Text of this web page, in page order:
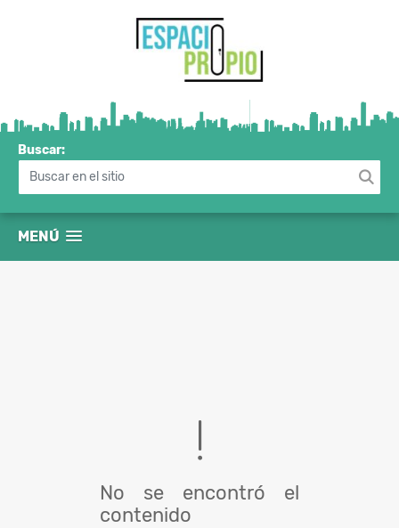
Buscar:
MENÚ
No se encontró el
contenido